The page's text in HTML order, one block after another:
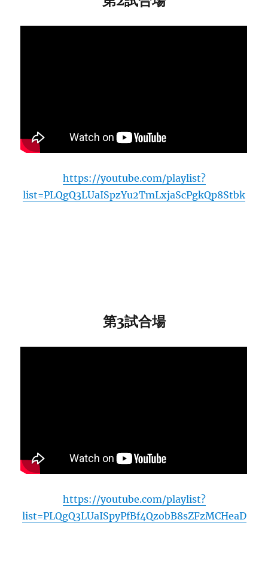
https://youtube.com/playlist?
list=PLQgQ3LUaISpzYu2TmLxjaScPgkQp8Stbk
第3試合場
https://youtube.com/playlist?
list=PLQgQ3LUaISpyPfBf4QzobB8sZFzMCHeaD